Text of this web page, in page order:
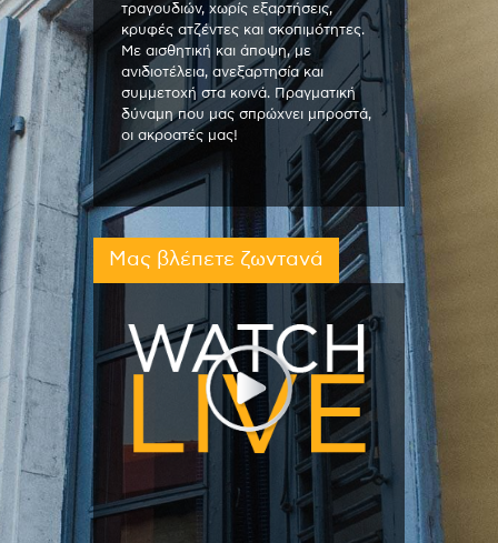
τραγουδιών, χωρίς εξαρτήσεις,
κρυφές ατζέντες και σκοπιμότητες.
Με αισθητική και άποψη, με
ανιδιοτέλεια, ανεξαρτησία και
συμμετοχή στα κοινά. Πραγματική
δύναμη που μας σπρώχνει μπροστά,
οι ακροατές μας!
Μας βλέπετε ζωντανά